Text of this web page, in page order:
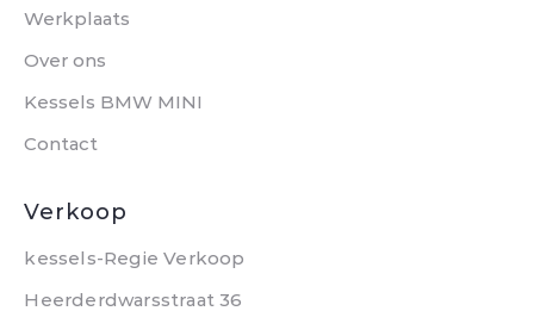
Werkplaats
Over ons
Kessels BMW MINI
Contact
Verkoop
kessels-Regie Verkoop
Heerderdwarsstraat 36